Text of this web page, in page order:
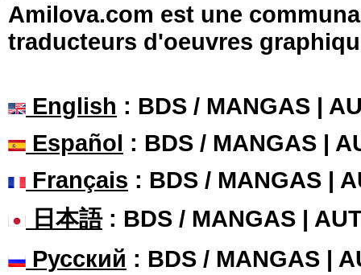
Amilova.com est une
traducteurs d'oeuvres
English : BDS / MANGAS |
Español : BDS / MANGAS |
Français : BDS / MANGAS |
日本語: BDS / MANGAS |
Русский : BDS / MANGAS |